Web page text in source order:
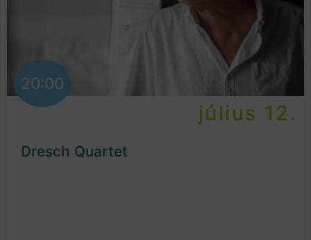
20:00
július 12.
Dresch Quartet